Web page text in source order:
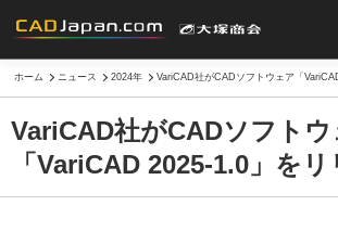
ホーム ニュース 2024年 VariCAD社がCADソフトウェア「
VariCAD社がCADソフトウ
「VariCAD 2025-1.0」をリ